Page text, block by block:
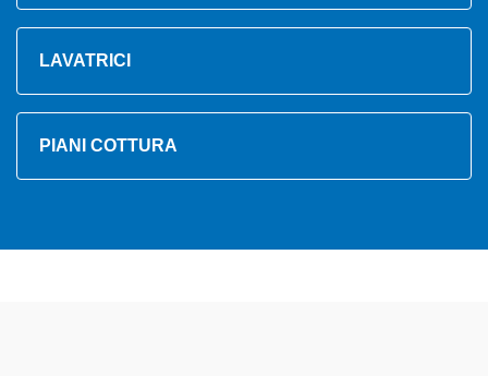
LAVATRICI
PIANI COTTURA